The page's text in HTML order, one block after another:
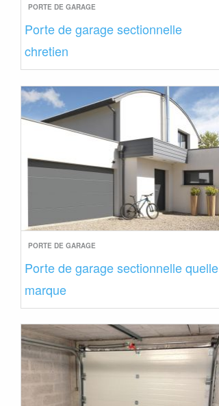
PORTE DE GARAGE
Porte de garage sectionnelle
chretien
PORTE DE GARAGE
Porte de garage sectionnelle quelle
marque